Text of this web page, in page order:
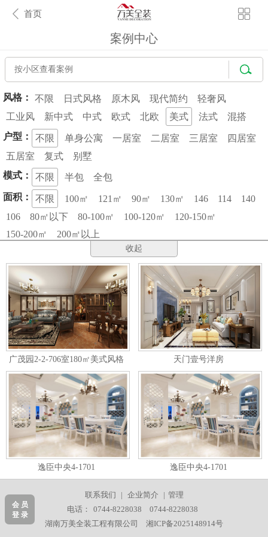
首页
案例中心
风格： 不限 日式风格 原木风 现代简约
轻奢风
工业风
新中式 中式 欧式 北欧 美式 法式
混搭
户型：
不限 单身公寓 一居室 二居室 三居室
四居室
五居室
复式
别墅
模式：
不限 半包
全包
面积：
不限 100㎡ 121㎡ 90㎡ 130㎡ 146 114
140
106
80㎡以下 80-100㎡ 100-120㎡
120-150㎡
150-200㎡
200㎡以上
收起
广茂园2-2-706室180㎡美式风格 天门壹号洋房
逸臣中央4-1701 逸臣中央4-1701
联系我们 | 企业简介 | 管理
电话：
0744-8228038
0744-8228038
湖南万美全装工程有限公司
湘ICP备2025148914号
会 员
登 录